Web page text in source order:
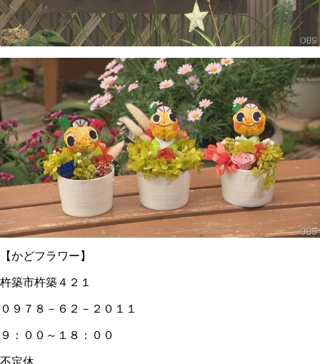
【かどフラワー】
杵築市杵築４２１
０９７８－６２－２０１１
９：００～１８：００